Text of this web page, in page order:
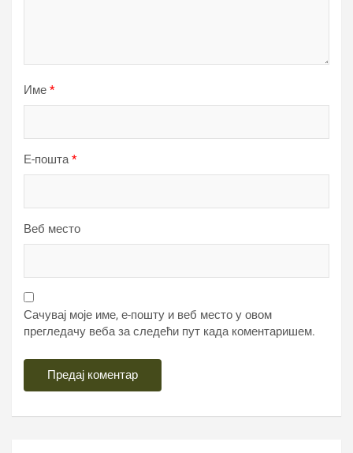
Име *
Е-пошта*
Веб место
Сачувај моје име, е-пошту и веб место у овом
прегледачу веба за следећи пут када коментаришем.